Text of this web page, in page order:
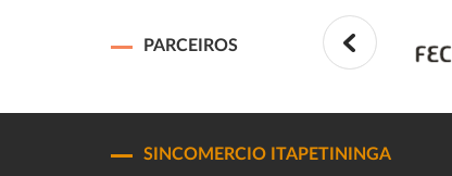
PARCEIROS
SINCOMERCIO ITAPETININGA